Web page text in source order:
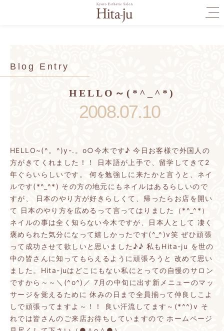
Blog Entry
HELLO～(*^_^*)
2008.07.10
HELLO~(^。^)y-.。o○今木です♪ 今日お客様で外国人の
方がきてくれました！！
日本語が上手で、留学してきて2
年ぐらいらしいです。
何を勉強しに来たかと言うと、ネイ
ルです(*^_^*) その方の地元にもネイルはあるらしいので
すが、
日本のやり方が好きらしくて、帰ったらお店を開い
て
日本のやり方を広めるって言ってはりました（*^_^*）
ネイルの事は全く知らない今木ですが、日本人として 凄く
褒められた気分になって嬉しかったです(^_^)v笑 ぜひ頑張
って成功させて欲しいと思いました♪♪ 私もHita-ju を世の
中の皆さんに知ってもらえるように頑張ろうと 改めて思い
ました。Hita-juはどこにもない私にとっての自慢のサロン
ですから～～＼(^o^)／ 7月の中旬に出す新メニューのマッ
サージを覚えるために 休みの日まで全員揃って仲良しこよ
しで頑張ってますよ～！！
良い汗流してます～(*^^)v そ
れでは皆さんのご来店お待ちしていますので ホームページ